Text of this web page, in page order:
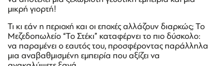
μικρή γιορτή!
Τι κι εάν η περιοχή και οι εποχές αλλάζουν διαρκώς; Το
Μεζεδοπωλείο “Το Στέκι” καταφέρνει το πιο δύσκολο:
να παραμένει ο εαυτός του, προσφέροντας παράλληλα
μια αναβαθμισμένη εμπειρία που αξίζει να